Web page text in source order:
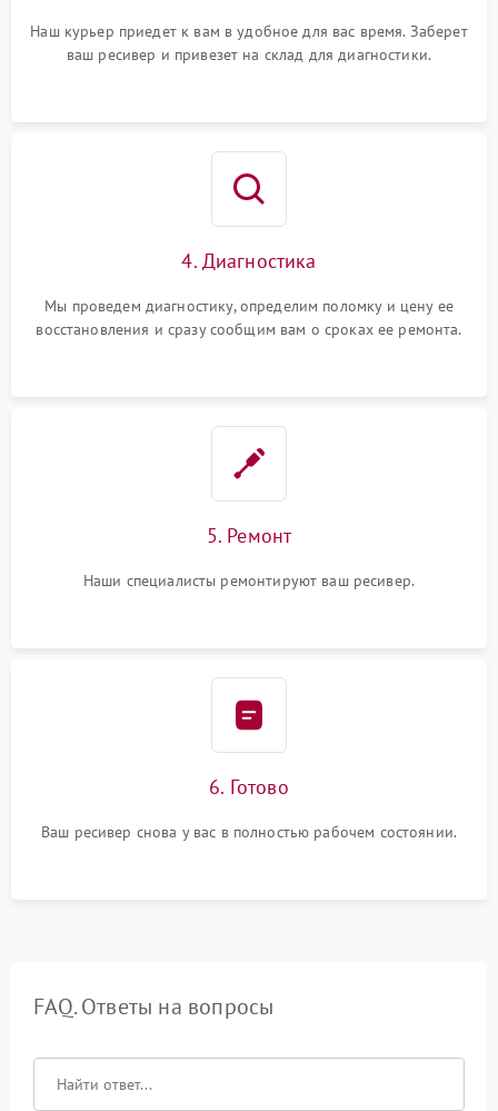
Наш курьер приедет к вам в удобное для вас время. Заберет
ваш ресивер и привезет на склад для диагностики.
4. Диагностика
Мы проведем диагностику, определим поломку и цену ее
восстановления и сразу сообщим вам о сроках ее ремонта.
5. Ремонт
Наши специалисты ремонтируют ваш ресивер.
6. Готово
Ваш ресивер снова у вас в полностью рабочем состоянии.
FAQ. Ответы на вопросы